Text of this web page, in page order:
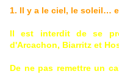
1. Il y a le ciel, le soleil…
Il est interdit de se
d'Arcachon, Biarritz et
De ne pas remettre un